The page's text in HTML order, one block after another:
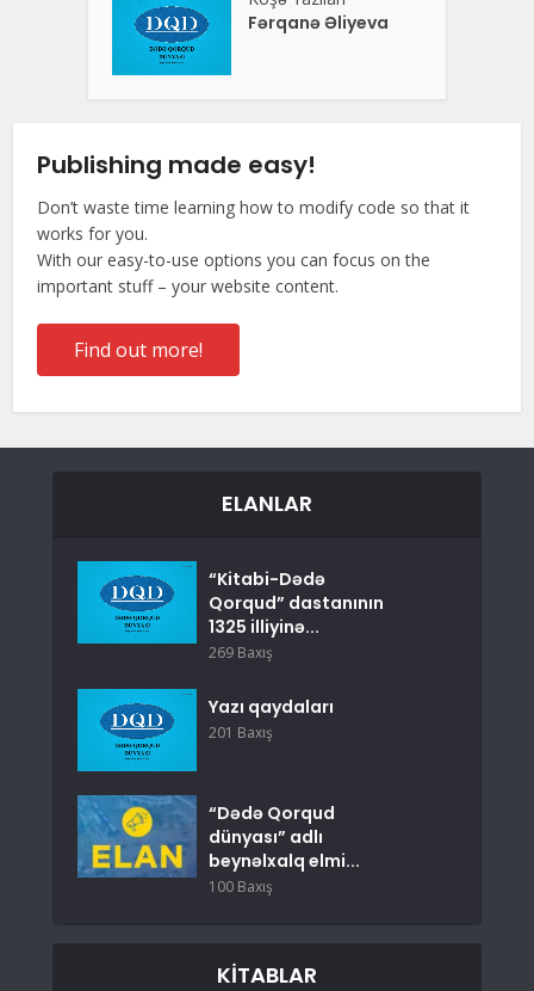
Fərqanə Əliyeva
Publishing made easy!
Don’t waste time learning how to modify code so that it
works for you.
With our easy-to-use options you can focus on the
important stuff – your website content.
Find out more!
ELANLAR
“Kitabi-Dədə
Qorqud” dastanının
1325 illiyinə...
269 Baxış
Yazı qaydaları
201 Baxış
“Dədə Qorqud
dünyası” adlı
beynəlxalq elmi...
100 Baxış
KITABLAR